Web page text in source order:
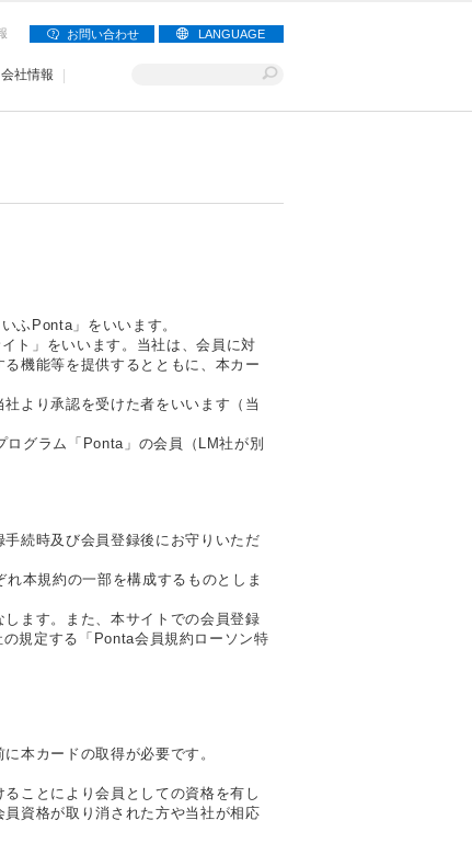
お問い合わせ LANGUAGE
会社情報
ふPonta」をいいます。
ト」をいいます。当社は、会員に対
機能等を提供するとともに、本カー
より承認を受けた者をいいます（当
グラム「Ponta」の会員（LM社が別
続時及び会員登録後にお守りいただ
本規約の一部を構成するものとしま
ます。また、本サイトでの会員登録
規定する「Ponta会員規約ローソン特
本カードの取得が必要です。
ことにより会員としての資格を有し
資格が取り消された方や当社が相応